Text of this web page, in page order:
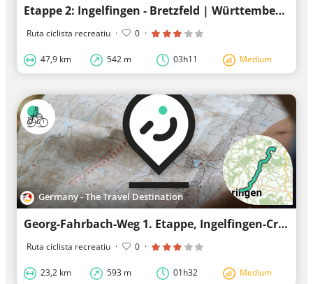
Etappe 2: Ingelfingen - Bretzfeld | Württemberger Weinradweg
Ruta ciclista recreatiu · 0 ·
47,9 km 542 m 03h11 Medium
Germany - The Travel Destination
Georg-Fahrbach-Weg 1. Etappe, Ingelfingen-Criesbach bis Öhringen
Ruta ciclista recreatiu · 0 ·
23,2 km 593 m 01h32 Medium